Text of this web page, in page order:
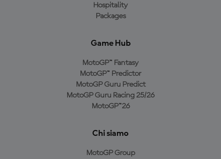
Hospitality
Packages
Game Hub
MotoGP™ Fantasy
MotoGP™ Predictor
MotoGP Guru Predict
MotoGP Guru Racing 25/26
MotoGP™26
Chi siamo
MotoGP Group